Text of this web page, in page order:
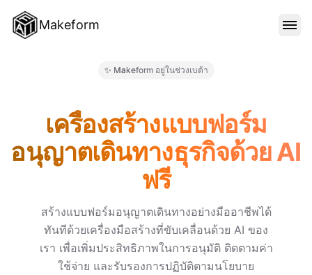
Makeform
บล็อก
ราคา
เข้าสู่ระบบ
✨ Makeform อยู่ในช่วงเบต้า
เครื่องสร้างแบบฟอร์ม
อนุญาตเดินทางธุรกิจด้วย AI
ฟรี
สร้างแบบฟอร์มอนุญาตเดินทางอย่างมืออาชีพได้
ทันทีด้วยเครื่องมือสร้างที่ขับเคลื่อนด้วย AI ของ
เรา เพื่อเพิ่มประสิทธิภาพในการอนุมัติ ติดตามค่า
ใช้จ่าย และรับรองการปฏิบัติตามนโยบาย